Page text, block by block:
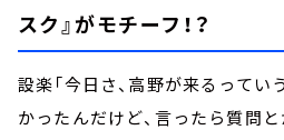
スク』がモチーフ！？
設楽「今日さ、高野が来るって
かったんだけど、言ったら質問と